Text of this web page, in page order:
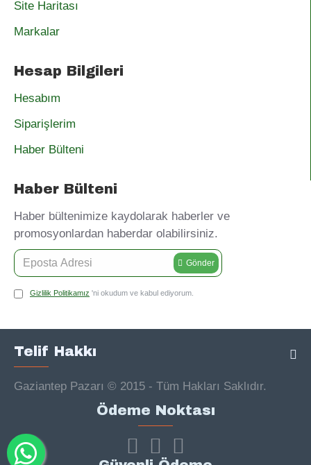
Site Haritası
Markalar
Hesap Bilgileri
Hesabım
Siparişlerim
Haber Bülteni
Haber Bülteni
Haber bültenimize kaydolarak haberler ve
promosyonlardan haberdar olabilirsiniz.
Gönder
Gizlilik Politikamız 'ni okudum ve kabul ediyorum.
Telif Hakkı
Gaziantep Pazarı © 2015 - Tüm Hakları Saklıdır.
Ödeme Noktası